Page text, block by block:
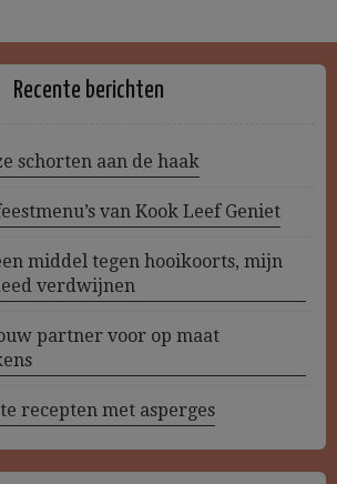
Recente berichten
schorten aan de haak
van Kook Leef Geniet
middel tegen hooikoorts, mijn
verdwijnen
partner voor op maat
recepten met asperges